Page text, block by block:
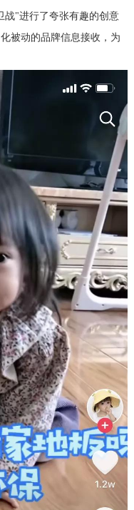
战"进行了夸张有趣的创意
被动的品牌信息接收，为